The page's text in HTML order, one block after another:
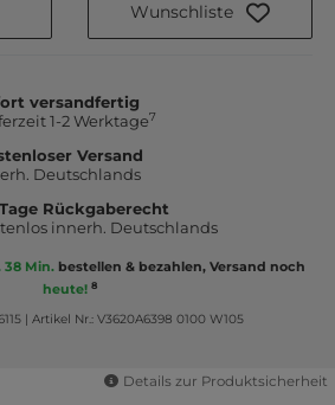
Wunschliste
versandfertig
1-2 Werktage7
Versand
Deutschlands
Rückgaberecht
innerh. Deutschlands
38 Min. bestellen & bezahlen, Versand noch
heute! 8
| Artikel Nr.: V3620A6398 0100 W105
Details zur Produktsicherheit